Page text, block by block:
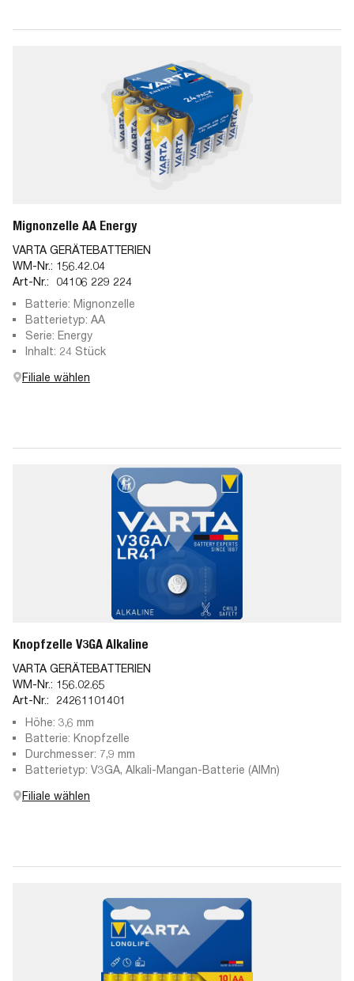
Mignonzelle AA Energy
VARTA GERÄTEBATTERIEN
WM-Nr.: 156.42.04
Art-Nr.:
04106 229 224
Batterie: Mignonzelle
Batterietyp: AA
Serie: Energy
Inhalt: 24 Stück
Filiale wählen
Knopfzelle V3GA Alkaline
VARTA GERÄTEBATTERIEN
WM-Nr.: 156.02.65
Art-Nr.:
24261101401
Höhe: 3,6 mm
Batterie: Knopfzelle
Durchmesser: 7,9 mm
Batterietyp: V3GA, Alkali-Mangan-Batterie (AlMn)
Filiale wählen